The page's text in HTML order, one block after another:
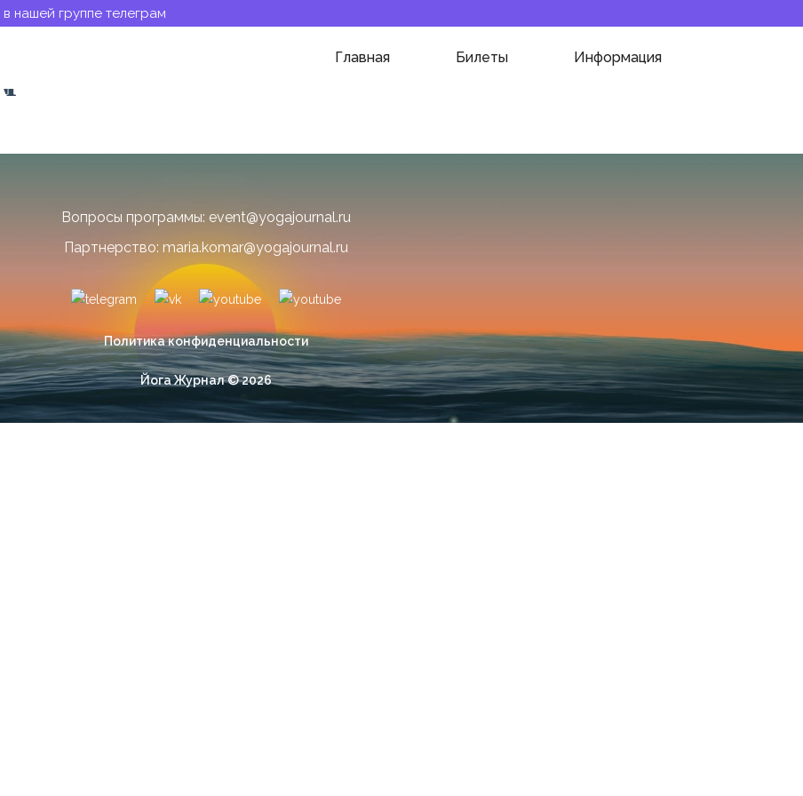
нашей группе телеграм
Главная Билеты Информация
Вопросы программы: event@yogajournal.ru
Партнерство: maria.komar@yogajournal.ru
Политика конфиденциальности
Йога Журнал © 2026